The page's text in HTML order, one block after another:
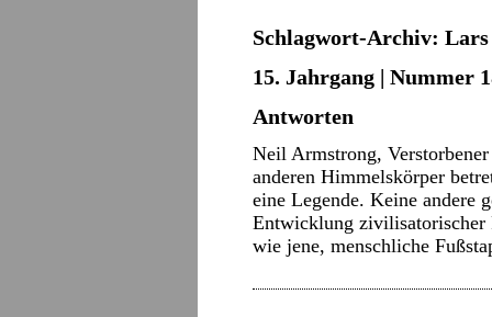
Schlagwort-Archiv:
15. Jahrgang | Nummer
Antworten
Neil Armstrong,
anderen Himmelskörper
eine Legende. Keine andere
Entwicklung zivilisatorischer
wie jene, menschliche